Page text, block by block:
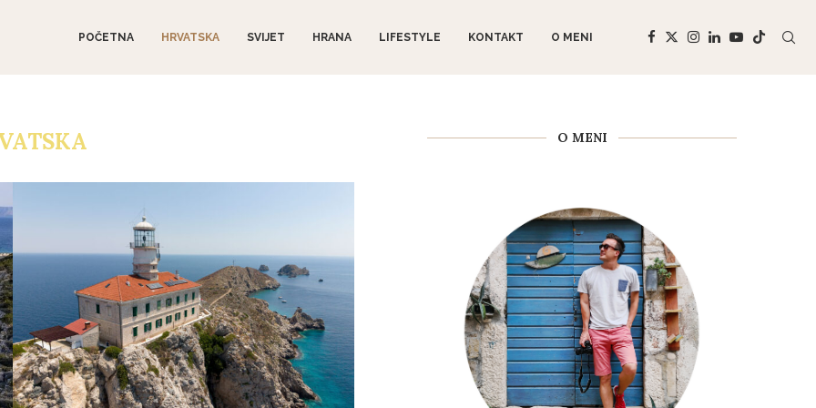
POČETNA HRVATSKA SVIJET HRANA LIFESTYLE KONTAKT O MENI
O MENI